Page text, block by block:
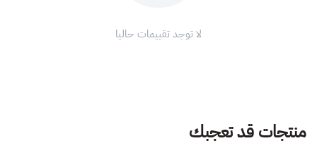
لا توجد تقييمات حاليا
منتجات قد تعجبك